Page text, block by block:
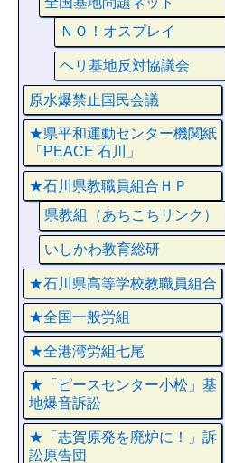
ＮＯ！オスプレイ
ヘリ基地反対協議会
原水爆禁止国民会議
★県平和運動センター機関紙
「PEACE 石川」
★石川県教職員組合ＨＰ
県教組（あちこちリンク）
いしかわ教育総研
★石川県高等学校教職員組合
★全国一般労組
★全港湾労組七尾
★「ピースセンター小松」基
地爆音訴訟
★「志賀原発を廃炉に！」訴
訟原告団